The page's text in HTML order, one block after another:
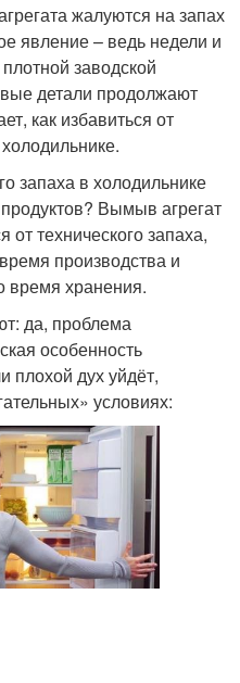
жалуются на запах
явление – ведь недели и
заводской
детали продолжают
как избавиться от
запаха в холодильнике
продуктов? Вымыв агрегат
технического запаха,
производства и
время хранения.
да, проблема
особенность
плохой дух уйдёт,
условиях: